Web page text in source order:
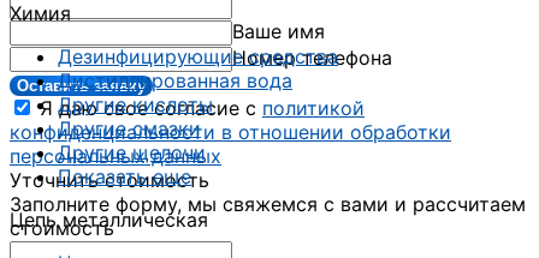
Химия
Дезинфицирующие средства
Дистиллированная вода
Другие кислоты
Другие смазки
Другие щелочи
Показать еще
Цепь металлическая
Ваше имя
Номер телефона
Оставить заявку
Я даю свое согласие с политикой
конфиденциальности в отношении обработки
персональных данных
Уточнить стоимость
Заполните форму, мы свяжемся с вами и рассчитаем
стоимость